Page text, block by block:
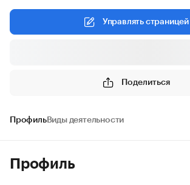
Управлять страницей
Поделиться
ПрофильВиды деятельности
Профиль